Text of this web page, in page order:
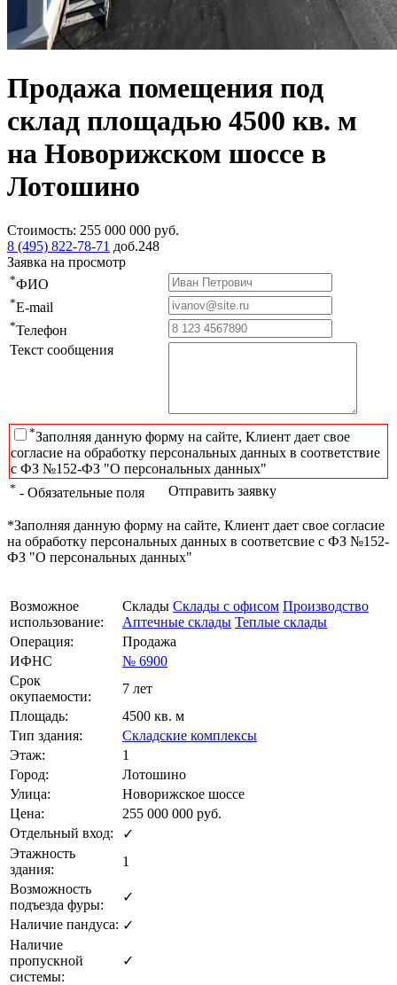
Продажа помещения под
склад площадью 4500 кв. м
на Новорижском шоссе в
Лотошино
Стоимость: 255 000 000 руб.
8 (495) 822-78-71 доб.248
Заявка на просмотр
*ФИО
*E-mail
*Телефон
Текст сообщения
*Заполняя данную форму на сайте, Клиент дает свое
согласие на обработку персональных данных в соответствие
с ФЗ №152-ФЗ "О персональных данных"
* - Обязательные поля Отправить заявку
*Заполняя данную форму на сайте, Клиент дает свое согласие
на обработку персональных данных в соответсвие с ФЗ №152-
ФЗ "О персональных данных"
Возможное
использование:
Склады Склады с офисом Производство
Аптечные склады Теплые склады
Операция:
Продажа
ИФНС
№ 6900
Срок
окупаемости:
7 лет
Площадь:
4500 кв. м
Тип здания:
Складские комплексы
Этаж:
1
Город:
Лотошино
Улица:
Новорижское шоссе
Цена:
255 000 000 руб.
Отдельный вход:
✓
Этажность
здания:
1
Возможность
подъезда фуры:
✓
Наличие пандуса: ✓
Наличие
пропускной
системы:
✓